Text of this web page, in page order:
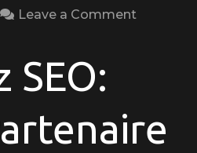
Leave a Comment
Ligne
avec
SEO: